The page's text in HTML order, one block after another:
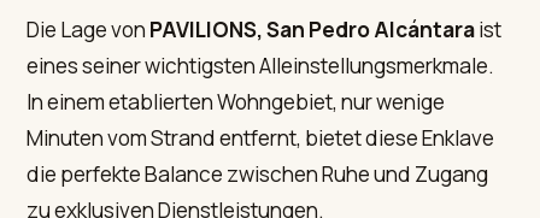
Die Lage von PAVILIONS, San Pedro Alcántaraist
eines seiner wichtigsten Alleinstellungsmerkmale.
In einem etablierten Wohngebiet, nur wenige
Minuten vom Strand entfernt, bietet diese Enklave
die perfekte Balance zwischen Ruhe und Zugang
zu exklusiven Dienstleistungen.